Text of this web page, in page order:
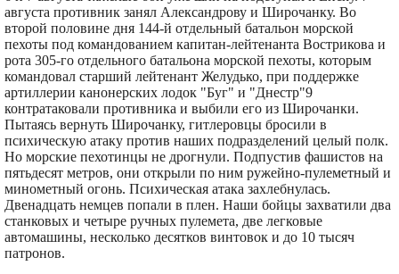
августа противник занял Александрову и Широчанку. Во
второй половине дня 144-й отдельный батальон морской
пехоты под командованием капитан-лейтенанта Вострикова и
рота 305-го отдельного батальона морской пехоты, которым
командовал старший лейтенант Желудько, при поддержке
артиллерии канонерских лодок "Буг" и "Днестр"9
контратаковали противника и выбили его из Широчанки.
Пытаясь вернуть Широчанку, гитлеровцы бросили в
психическую атаку против наших подразделений целый полк.
Но морские пехотинцы не дрогнули. Подпустив фашистов на
пятьдесят метров, они открыли по ним ружейно-пулеметный и
минометный огонь. Психическая атака захлебнулась.
Двенадцать немцев попали в плен. Наши бойцы захватили два
станковых и четыре ручных пулемета, две легковые
автомашины, несколько десятков винтовок и до 10 тысяч
патронов.